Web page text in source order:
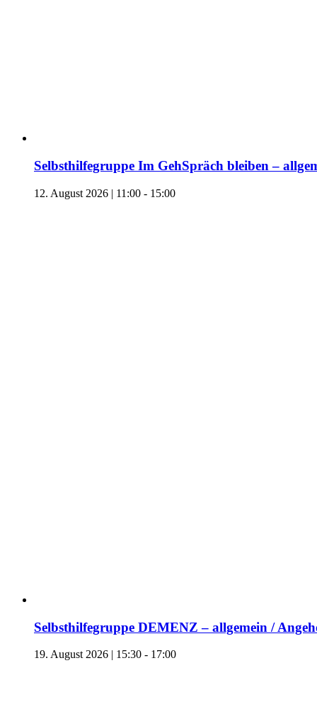
Selbsthilfegruppe Im GehSpräch bleiben –
12. August 2026 | 11:00 - 15:00
Selbsthilfegruppe DEMENZ – allgemein /
19. August 2026 | 15:30 - 17:00